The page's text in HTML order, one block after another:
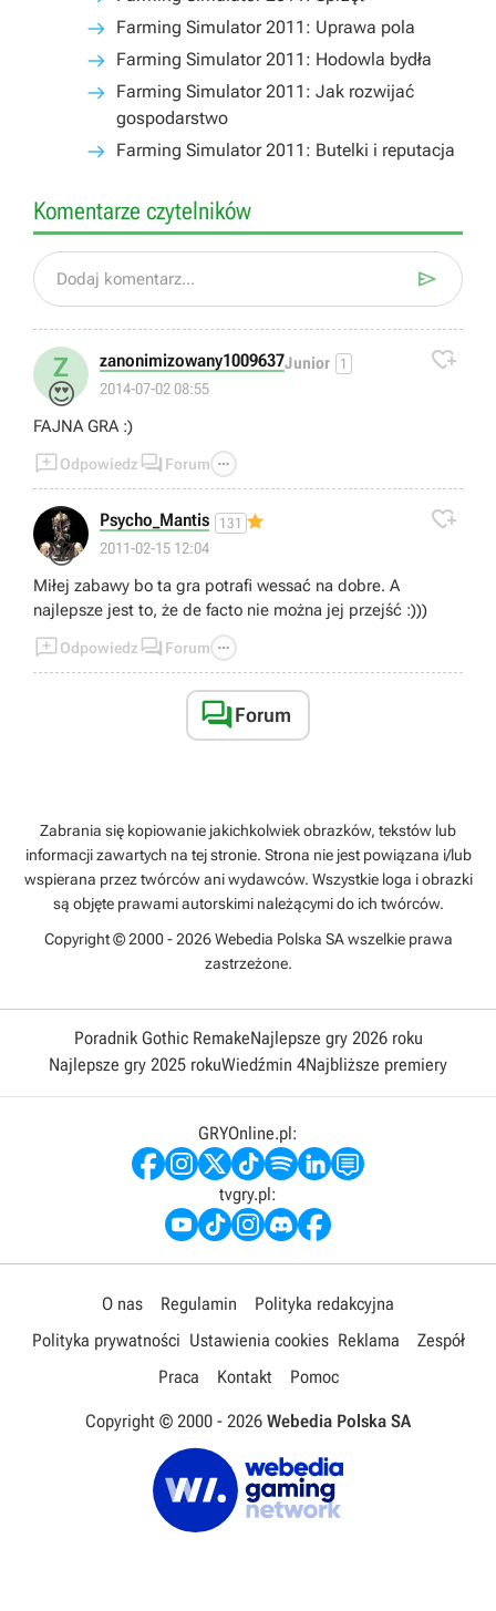
Farming Simulator 2011: Uprawa pola
Farming Simulator 2011: Hodowla bydła
Farming Simulator 2011: Jak rozwijać
gospodarstwo
Farming Simulator 2011: Butelki i reputacja
Komentarze czytelników
Dodaj komentarz... 
Z
😍
zanonimizowany1009637Junior 1
2014-07-02 08:55

FAJNA GRA :)
Odpowiedz  Forum 
😜
Psycho_Mantis 131
2011-02-15 12:04

Miłej zabawy bo ta gra potrafi wessać na dobre. A
najlepsze jest to, że de facto nie można jej przejść :)))
Odpowiedz  Forum 
Forum
Zabrania się kopiowanie jakichkolwiek obrazków, tekstów lub
informacji zawartych na tej stronie. Strona nie jest powiązana i/lub
wspierana przez twórców ani wydawców. Wszystkie loga i obrazki
są objęte prawami autorskimi należącymi do ich twórców.
Copyright © 2000 - 2026 Webedia Polska SA wszelkie prawa
zastrzeżone.
Poradnik Gothic RemakeNajlepsze gry 2026 roku
Najlepsze gry 2025 rokuWiedźmin 4Najbliższe premiery
GRYOnline.pl:
tvgry.pl:
O nas Regulamin
Polityka redakcyjna
Polityka prywatności Ustawienia cookies Reklama
Zespół
Praca
Kontakt Pomoc
Copyright © 2000 - 2026 Webedia Polska SA